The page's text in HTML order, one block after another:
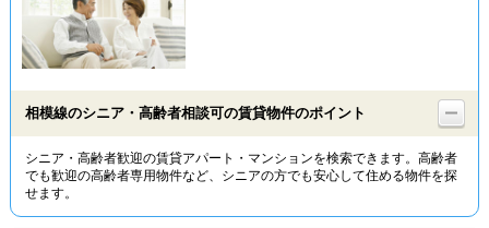
物件特集から
TOP
相模線のシニア・高齢者相談可の賃貸物件のポイント
シニア・高齢者歓迎の賃貸アパート・マンションを検索できます。高齢者
でも歓迎の高齢者専用物件など、シニアの方でも安心して住める物件を探
せます。